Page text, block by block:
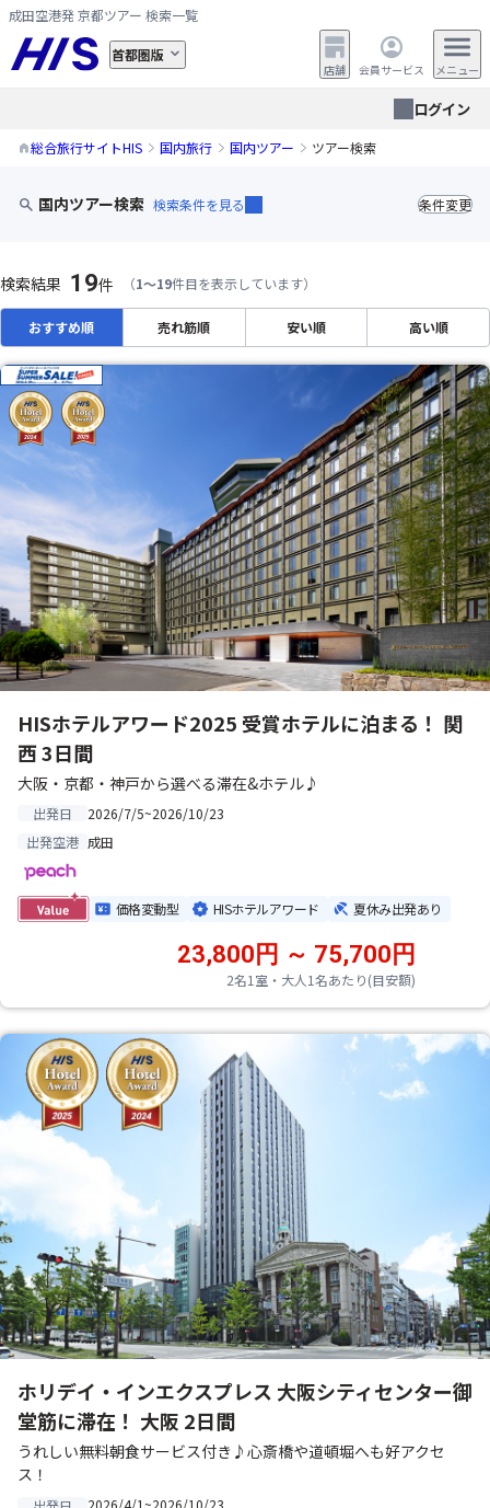
成田空港発 京都ツアー 検索一覧
首都圏版
店舗 会員サービス メニュー
ログイン
総合旅行サイトHIS 国内旅行 国内ツアー ツアー検索
国内ツアー検索 検索条件を見る 条件変更
検索結果 19件 （1～19件目を表示しています）
おすすめ順 売れ筋順 安い順 高い順
HISホテルアワード2025 受賞ホテルに泊まる！ 関
西 3日間
大阪・京都・神戸から選べる滞在&ホテル♪
出発日
2026/7/5~2026/10/23
出発空港 成田
価格変動型 HISホテルアワード 夏休み出発あり
2名1室・大人1名あたり(目安額)
23,800円 ～ 75,700円
ホリデイ・インエクスプレス 大阪シティセンター御
堂筋に滞在！ 大阪 2日間
うれしい無料朝食サービス付き♪心斎橋や道頓堀へも好アクセ
ス！